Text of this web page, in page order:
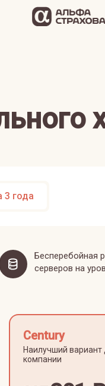
3 года
Бесперебойная
серверов на
Century
Наилучший вариант
компании